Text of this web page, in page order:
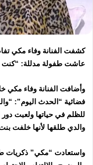
كشفت الفنانة وفاء مكي
عاشت طفولة مدللة: “كنت
وأضافت الفنانة وفاء مكي
فضائية “الحدث اليوم”:
للظلم في حياتها ولعبت
والدي طلقها لأنها خلفت
واستعادت “مكي” ذكريات